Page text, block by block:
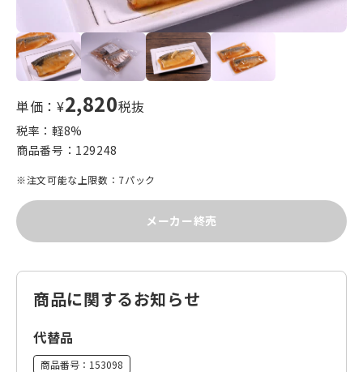
単価：¥2,820税抜
税率：軽8%
商品番号： 129248
※注文可能な上限数：7パック
メーカー終売
商品に関するお知らせ
代替品
商品番号： 153098